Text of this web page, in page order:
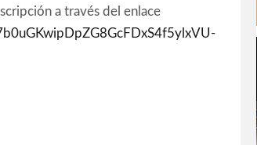
a través del enlace